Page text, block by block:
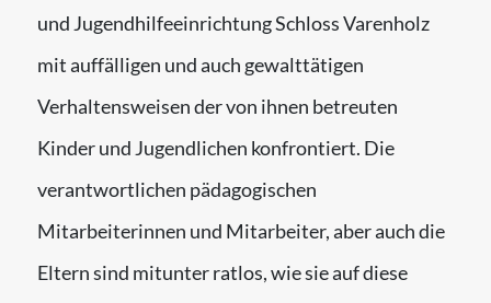
und Jugendhilfeeinrichtung Schloss Varenholz
mit auffälligen und auch gewalttätigen
Verhaltensweisen der von ihnen betreuten
Kinder und Jugendlichen konfrontiert. Die
verantwortlichen pädagogischen
Mitarbeiterinnen und Mitarbeiter, aber auch die
Eltern sind mitunter ratlos, wie sie auf diese